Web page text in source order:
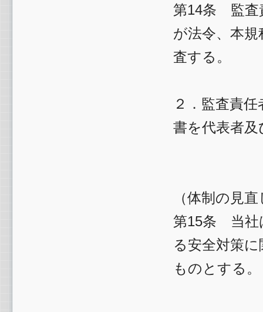
第14条 監査
が法令、本
査する。
２．監査責
書を代表者
（体制の見
第15条 当社
る安全対策
ものとする。